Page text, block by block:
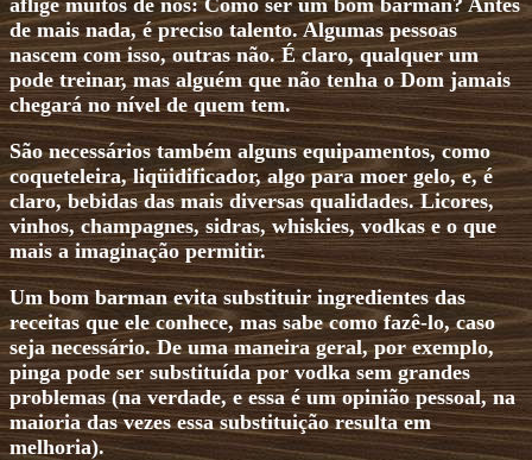
aflige muitos de nós: Como ser um bom barman? Antes
de mais nada, é preciso talento. Algumas pessoas
nascem com isso, outras não. É claro, qualquer um
pode treinar, mas alguém que não tenha o Dom jamais
chegará no nível de quem tem.
São necessários também alguns equipamentos, como
coqueteleira, liqüidificador, algo para moer gelo, e, é
claro, bebidas das mais diversas qualidades. Licores,
vinhos, champagnes, sidras, whiskies, vodkas e o que
mais a imaginação permitir.
Um bom barman evita substituir ingredientes das
receitas que ele conhece, mas sabe como fazê-lo, caso
seja necessário. De uma maneira geral, por exemplo,
pinga pode ser substituída por vodka sem grandes
problemas (na verdade, e essa é um opinião pessoal, na
maioria das vezes essa substituição resulta em
melhoria).